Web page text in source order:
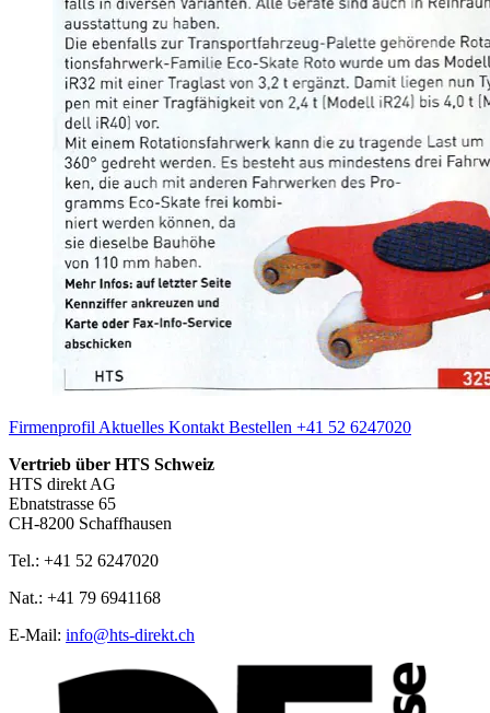
Firmenprofil Aktuelles Kontakt Bestellen +41 52 6247020
Vertrieb über HTS Schweiz
HTS direkt AG
Ebnatstrasse 65
CH-8200 Schaffhausen
Tel.: +41 52 6247020
Nat.: +41 79 6941168
E‑Mail: info@hts-direkt.ch